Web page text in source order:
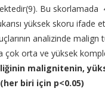
Bu skorlamada
yüksek skoru ifade
analizinde malign
çok orta ve yüksek
malignitenin,
biri için p<0.05)